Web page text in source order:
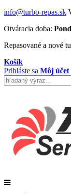
info@turbo-repas.sk
Otváracia doba:
Repasované a nové
Košík
Prihláste sa Môj účet